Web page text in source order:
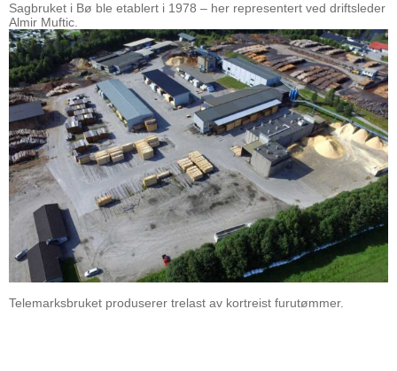
Sagbruket i Bø ble etablert i 1978 – her representert ved driftsleder
Almir Muftic.
Telemarksbruket produserer trelast av kortreist furutømmer.